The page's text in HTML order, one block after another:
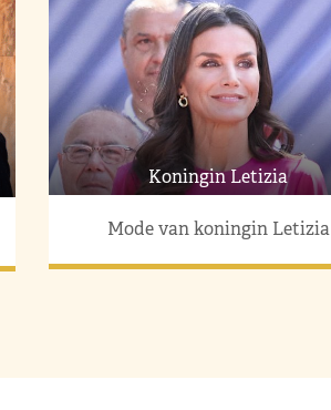
Koningin Letizia
Mode van koningin Letizia